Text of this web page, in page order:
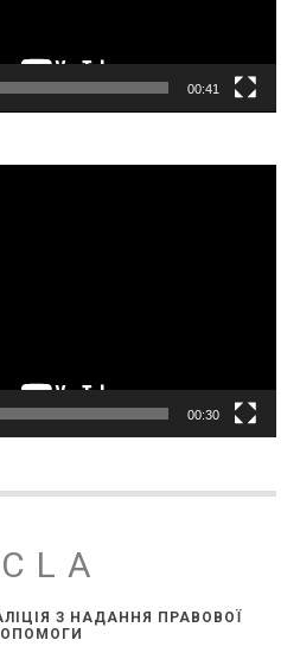
00:41
00:30
З НАДАННЯ ПРАВОВОЇ